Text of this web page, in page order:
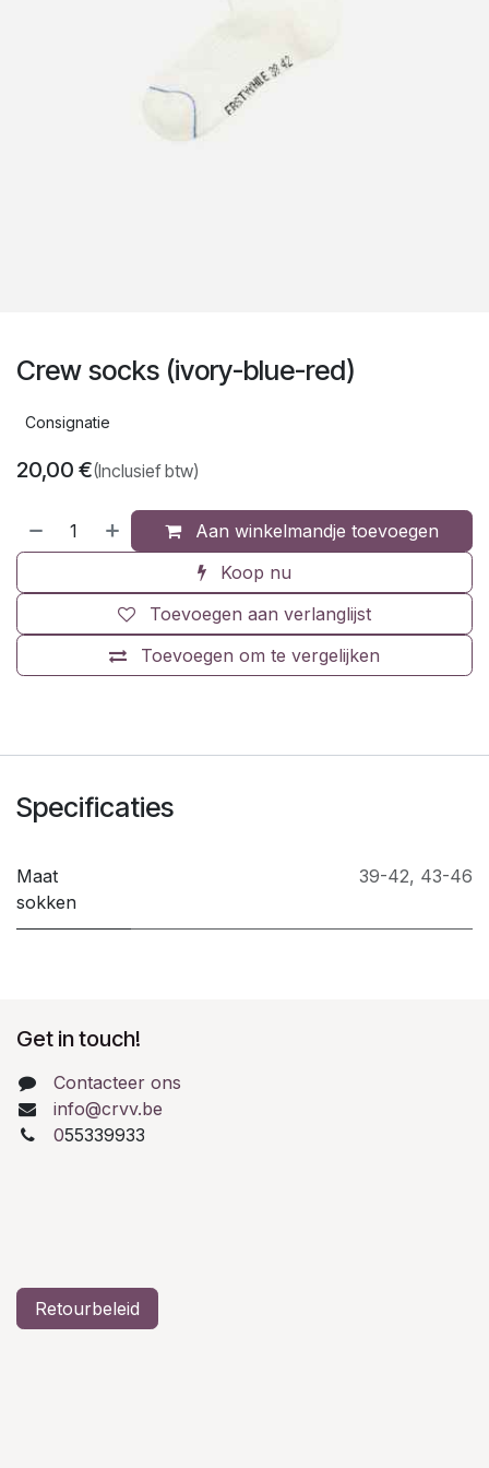
Crew socks (ivory-blue-red)
Consignatie
20,00 €(Inclusief btw)
Aan winkelmandje toevoegen
Koop nu
Toevoegen om te vergelijken
Toevoegen aan verlanglijst
Specificaties
Maat
sokken
39-42, 43-46
Get in touch!
Contacteer ons
info@crvv.be
055339933
Retourbeleid